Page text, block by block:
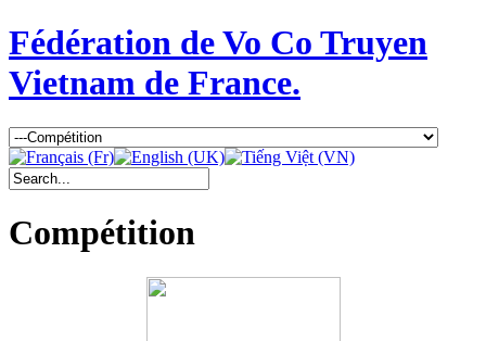
Fédération de Vo Co Truyen
Vietnam de France.
Compétition